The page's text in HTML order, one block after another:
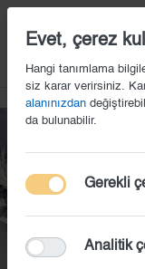
Evet, çerez
Hangi tanımlama
siz karar verirsiniz.
alanınızdan
da bulunabilir.
Gerekli
Analitik